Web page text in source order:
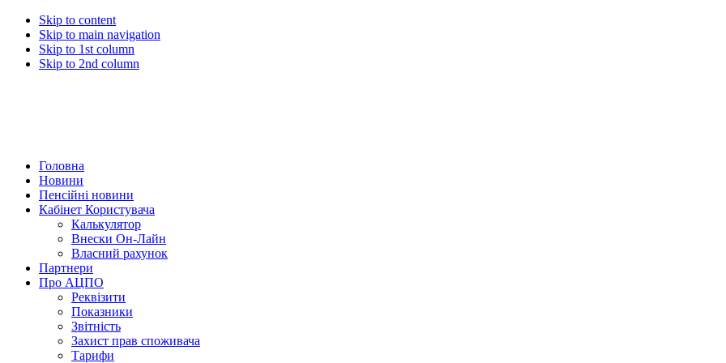
Skip to content
Skip to main navigation
Skip to 1st column
Skip to 2nd column
Головна
Новини
Пенсійні новини
Кабінет Користувача
Калькулятор
Внески Он-Лайн
Власний рахунок
Партнери
Про АЦПО
Реквізити
Показники
Звітність
Захист прав споживача
Тарифи